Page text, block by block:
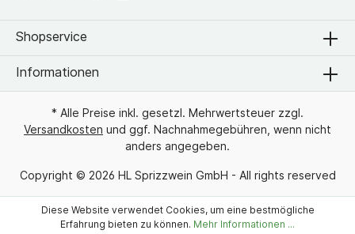
Shopservice
Informationen
* Alle Preise inkl. gesetzl. Mehrwertsteuer zzgl.
Versandkosten und ggf. Nachnahmegebühren, wenn nicht
anders angegeben.
Copyright © 2026 HL Sprizzwein GmbH - All rights reserved
Diese Website verwendet Cookies, um eine bestmögliche
Erfahrung bieten zu können. Mehr Informationen ...